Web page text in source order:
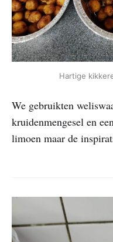
Hartige
We gebruikten
kruidenmengesel en
limoen maar de